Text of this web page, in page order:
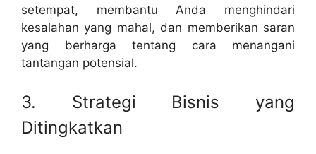
setempat, membantu Anda menghindari
kesalahan yang mahal, dan memberikan saran
yang berharga tentang cara menangani
tantangan potensial.
3. Strategi Bisnis yang
Ditingkatkan